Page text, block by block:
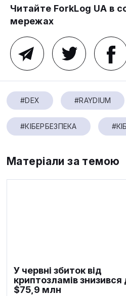
Читайте ForkLog UA в
мережах
#DEX #RAYDIUM
#КІБЕРБЕЗПЕКА
Матеріали за темою
У червні збиток від
криптозламів знизився
$75,9 млн